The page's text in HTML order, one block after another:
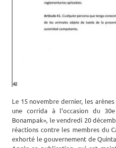
Le 15 novembre dernier, les
une corrida à l’occasion du
Bonampak», le vendredi 20
réactions contre les membres du
exhorté le gouvernement de